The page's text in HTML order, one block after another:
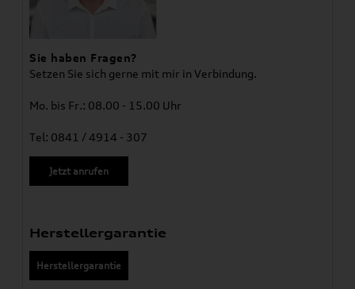
Sie haben Fragen?
Setzen Sie sich gerne mit mir in Verbindung.
Mo. bis Fr.: 08.00 - 15.00 Uhr
Tel: 0841 / 4914 - 307
Jetzt anrufen
Herstellergarantie
Herstellergarantie